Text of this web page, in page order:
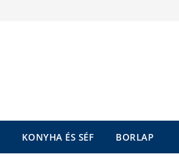
KONYHA ÉS SÉF BORLAP